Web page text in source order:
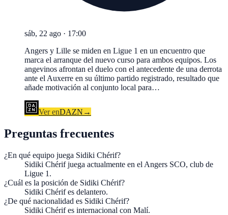
sáb, 22 ago · 17:00
Angers y Lille se miden en Ligue 1 en un encuentro que
marca el arranque del nuevo curso para ambos equipos. Los
angevinos afrontan el duelo con el antecedente de una derrota
ante el Auxerre en su último partido registrado, resultado que
añade motivación al conjunto local para…
Ver enDAZN →
Preguntas frecuentes
¿En qué equipo juega Sidiki Chérif?
Sidiki Chérif juega actualmente en el Angers SCO, club de
Ligue 1.
¿Cuál es la posición de Sidiki Chérif?
Sidiki Chérif es delantero.
¿De qué nacionalidad es Sidiki Chérif?
Sidiki Chérif es internacional con Malí.